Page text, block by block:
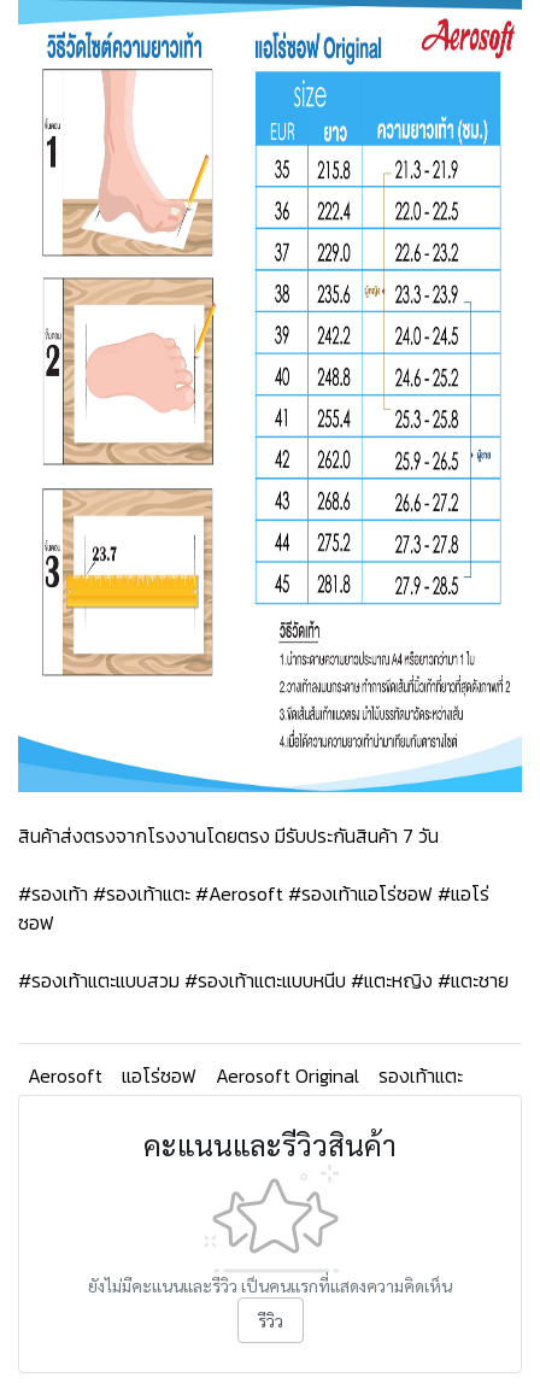
สินค้าส่งตรงจากโรงงานโดยตรง มีรับประกันสินค้า 7 วัน
#รองเท้า #รองเท้าแตะ #Aerosoft #รองเท้าแอโร่ซอฟ #แอโร่
ซอฟ
#รองเท้าแตะแบบสวม #รองเท้าแตะแบบหนีบ #แตะหญิง #แตะชาย
Aerosoft แอโร่ซอฟ Aerosoft Original รองเท้าแตะ
คะแนนและรีวิวสินค้า
ยังไม่มีคะแนนและรีวิว เป็นคนแรกที่แสดงความคิดเห็น
รีวิว